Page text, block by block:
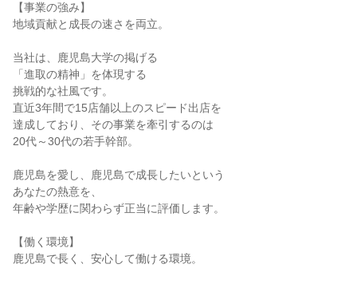
【事業の強み】
地域貢献と成長の速さを両立。
当社は、鹿児島大学の掲げる
「進取の精神」を体現する
挑戦的な社風です。
直近3年間で15店舗以上のスピード出店を
達成しており、その事業を牽引するのは
20代～30代の若手幹部。
鹿児島を愛し、鹿児島で成長したいという
あなたの熱意を、
年齢や学歴に関わらず正当に評価します。
【働く環境】
鹿児島で長く、安心して働ける環境。